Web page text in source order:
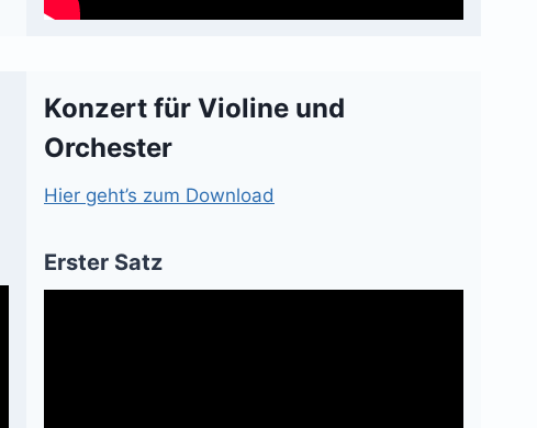
Konzert für Violine und
Orchester
Hier geht’s zum Download
Erster Satz